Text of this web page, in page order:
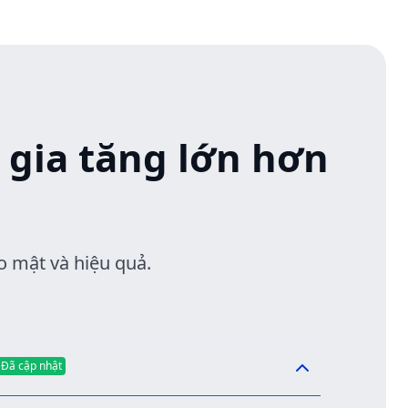
tăng lớn hơn
mật và hiệu quả.
Đã cập nhật